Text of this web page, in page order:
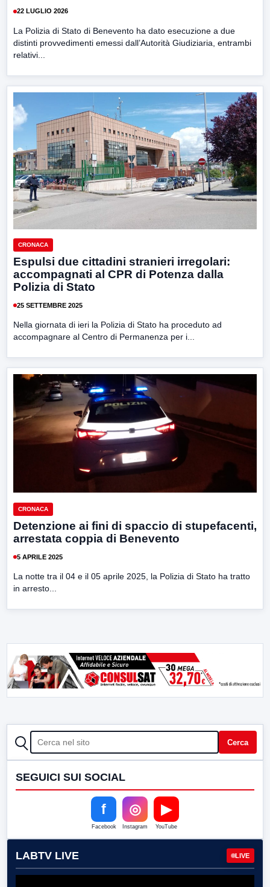
22 LUGLIO 2026
La Polizia di Stato di Benevento ha dato esecuzione a due
distinti provvedimenti emessi dall’Autorità Giudiziaria, entrambi
relativi...
CRONACA
Espulsi due cittadini stranieri irregolari:
accompagnati al CPR di Potenza dalla
Polizia di Stato
25 SETTEMBRE 2025
Nella giornata di ieri la Polizia di Stato ha proceduto ad
accompagnare al Centro di Permanenza per i...
CRONACA
Detenzione ai fini di spaccio di stupefacenti,
arrestata coppia di Benevento
5 APRILE 2025
La notte tra il 04 e il 05 aprile 2025, la Polizia di Stato ha tratto
in arresto...
CERCA Cerca
SEGUICI SUI SOCIAL
f
Facebook
◎
Instagram
▶
YouTube
LABTV LIVE LIVE